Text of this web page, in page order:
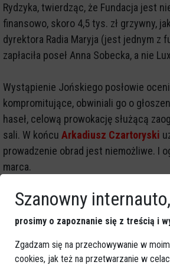
Rydzyka, twierdząc, że Fundacja jest
finansowo, skoro 4,5 tys. zł grzywny,
dyrektora Radia Maryja (jest jednym z
zapłaciła poseł Anna Sobecka, a nie
Wystąpienie Jońskiego posłowie
kompromitujące, obwiniali go o
haseł, celową prowokację służącą
sali. W końcu Arkadiusz Czartoryski
prowadzenie obrad jest niemożliwe. I
marca.
Szanowny internauto,
prosimy o zapoznanie się z treścią i
Zgadzam się na przechowywanie w
cookies, jak też na przetwarzanie w